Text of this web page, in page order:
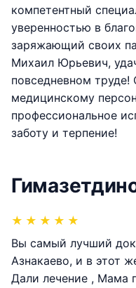
компетентный
уверенностью в
заряжающий своих
Михаил Юрьевич,
повседневном
медицинскому
профессиональное
заботу и терпение!
★ ★ ★ ★ ★
Вы самый лучший
Азнакаево, и в этот
Дали лечение , Мама